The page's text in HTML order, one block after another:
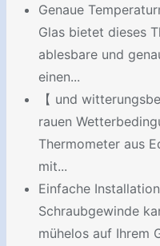
Genaue
Glas bietet dieses
ablesbare und
einen...
【 und
rauen
Thermometer aus
mit...
Einfache
Schraubgewinde
mühelos auf Ihrem